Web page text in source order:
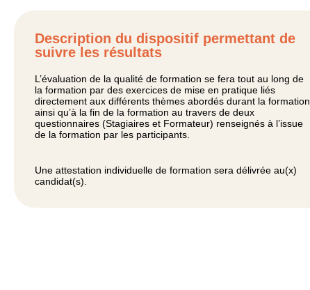
Description du dispositif permettant de
suivre les résultats
L’évaluation de la qualité de formation se fera tout au long de
la formation par des exercices de mise en pratique liés
directement aux différents thèmes abordés durant la formation
ainsi qu’à la fin de la formation au travers de deux
questionnaires (Stagiaires et Formateur) renseignés à l’issue
de la formation par les participants.
Une attestation individuelle de formation sera délivrée au(x)
candidat(s).